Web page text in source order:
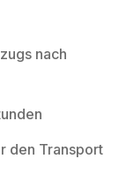
nach
den Transport